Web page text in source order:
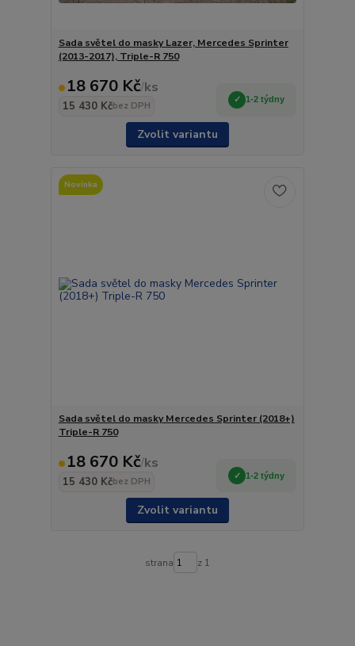
Sada světel do masky Lazer, Mercedes Sprinter
(2013-2017), Triple-R 750
18 670 Kč/ks
15 430 Kčbez DPH
1-2 týdny
Zvolit variantu
Novinka
Sada světel do masky Mercedes Sprinter (2018+)
Triple-R 750
18 670 Kč/ks
15 430 Kčbez DPH
1-2 týdny
Zvolit variantu
strana z 1